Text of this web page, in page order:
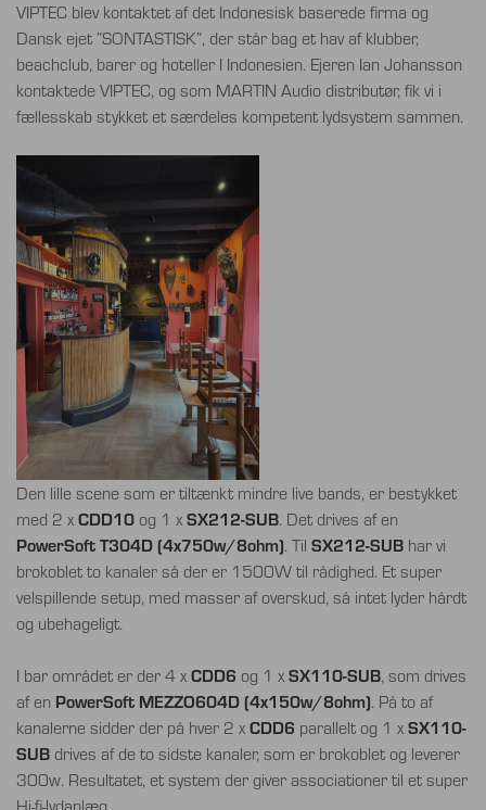
VIPTEC blev kontaktet af det Indonesisk baserede firma og
Dansk ejet ”SONTASTISK”, der står bag et hav af klubber,
beachclub, barer og hoteller I Indonesien. Ejeren Ian Johansson
kontaktede VIPTEC, og som MARTIN Audio distributør, fik vi i
fællesskab stykket et særdeles kompetent lydsystem sammen.
Den lille scene som er tiltænkt mindre live bands, er bestykket
med 2 x CDD10 og 1 x SX212-SUB. Det drives af en
PowerSoft T304D (4x750w/8ohm). Til SX212-SUB har vi
brokoblet to kanaler så der er 1500W til rådighed. Et super
velspillende setup, med masser af overskud, så intet lyder hårdt
og ubehageligt.
I bar området er der 4 x CDD6 og 1 x SX110-SUB, som drives
af en PowerSoft MEZZO604D(4x150w/8ohm). På to af
kanalerne sidder der på hver 2 x CDD6 parallelt og 1 x SX110-
SUB drives af de to sidste kanaler, som er brokoblet og leverer
300w. Resultatet, et system der giver associationer til et super
Hi-fi-lydanlæg.